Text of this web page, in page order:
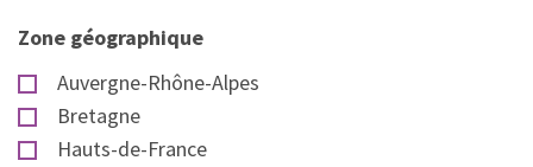
Zone géographique
Auvergne-Rhône-Alpes
Bretagne
Hauts-de-France